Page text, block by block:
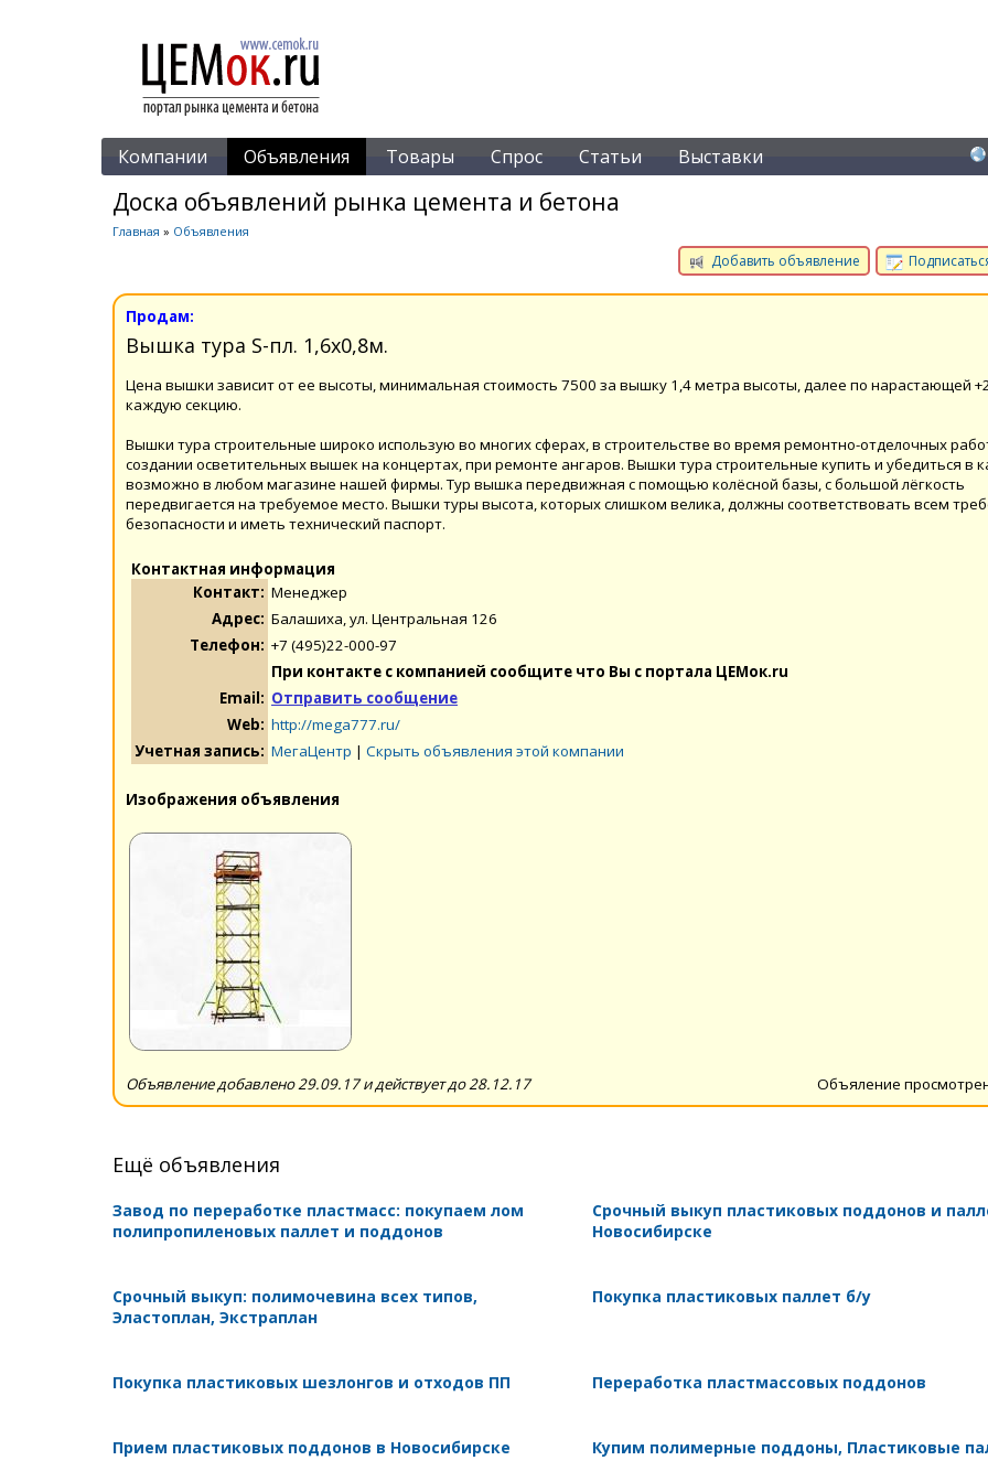
Компании Объявления Товары Спрос Статьи Выставки
Доска объявлений рынка цемента и бетона
Главная » Объявления
Добавить объявление
Продам:
Вышка тура S-пл. 1,6х0,8м.
Цена вышки зависит от ее высоты, минимальная стоимость 7500 за вышку 1,4 метра высоты, далее по нарастающей
каждую секцию.
Вышки тура строительные широко использую во многих сферах, в строительстве во время ремонтно-отделочных
создании осветительных вышек на концертах, при ремонте ангаров. Вышки тура строительные купить и убедиться в
возможно в любом магазине нашей фирмы. Тур вышка передвижная с помощью колёсной базы, с большой лёгкость
передвигается на требуемое место. Вышки туры высота, которых слишком велика, должны соответствовать всем
безопасности и иметь технический паспорт.
Контактная информация
Контакт: Менеджер
Адрес: Балашиха, ул. Центральная 126
Телефон: +7 (495)22-000-97
При контакте с компанией сообщите что Вы с портала ЦЕМок.ru
Email: Отправить сообщение
Web: http://mega777.ru/
Учетная запись: МегаЦентр | Скрыть объявления этой компании
Изображения объявления
Объяление
Объявление добавлено 29.09.17 и действует до 28.12.17
Ещё объявления
Завод по переработке пластмасс: покупаем лом
полипропиленовых паллет и поддонов
Срочный выкуп пластиковых поддонов и
Новосибирске
Срочный выкуп: полимочевина всех типов,
Эластоплан, Экстраплан
Покупка пластиковых паллет б/у
Покупка пластиковых шезлонгов и отходов ПП Переработка пластмассовых поддонов
Прием пластиковых поддонов в Новосибирске Купим полимерные поддоны, Пластиковые